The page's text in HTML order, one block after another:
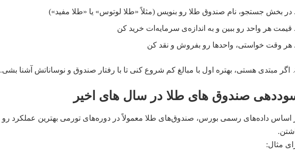
در بخش جستجو، نام صندوق طلا رو بنویس (مثلاً «طلا لوتوس» یا «طلا مفید»)
قیمت هر واحد رو ببین و به اندازه‌ی سرمایه‌ات خرید کن
هر وقت خواستی، واحدها رو بفروش و نقد کن
اگر مبتدی هستی، بهتره اول با مبالغ کم شروع کنی تا با رفتار صندوق و نوساناتش آشنا بشی.
صندوق‌ های طلا در سال‌ های اخیر
اساس داده‌های رسمی بورس، صندوق‌های طلا معمولاً در دوره‌های تورمی بهترین عملکرد رو
مثال: